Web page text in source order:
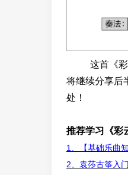
这首《彩云
将继续分享后
处！
推荐学习《彩
1、
【基础乐曲
2、袁莎古筝入